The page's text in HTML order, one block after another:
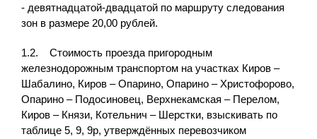
- девятнадцатой-двадцатой по маршруту следования
зон в размере 20,00 рублей.
1.2. Стоимость проезда пригородным
железнодорожным транспортом на участках Киров –
Шабалино, Киров – Опарино, Опарино – Христофорово,
Опарино – Подосиновец, Верхнекамская – Перелом,
Киров – Князи, Котельнич – Шерстки, взыскивать по
таблице 5, 9, 9р, утверждённых перевозчиком